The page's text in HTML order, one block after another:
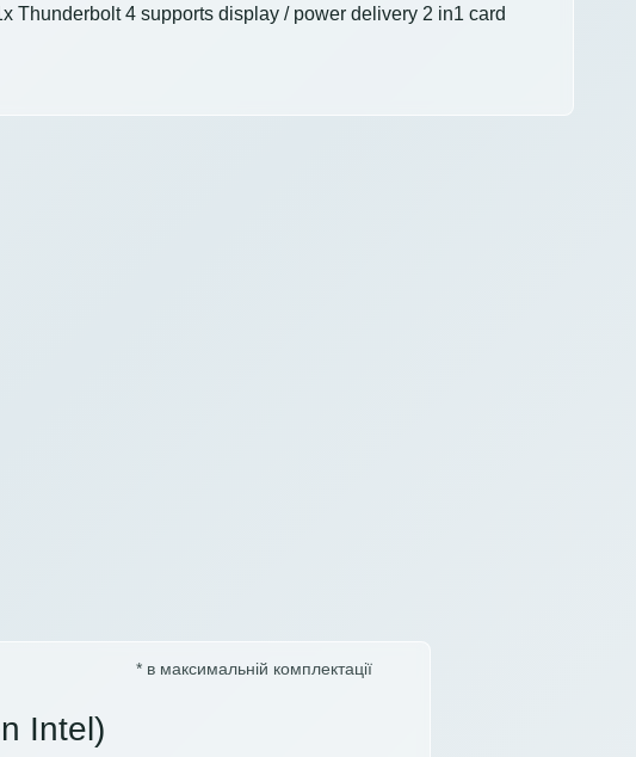
Thunderbolt 4 supports display / power delivery 2 in1 card
* в максимальній комплектації
Intel)